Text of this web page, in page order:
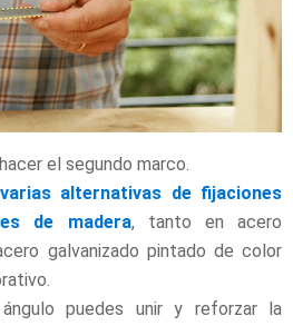
el segundo marco.
alternativas de fijaciones
de madera, tanto en acero
galvanizado pintado de color
puedes unir y reforzar la